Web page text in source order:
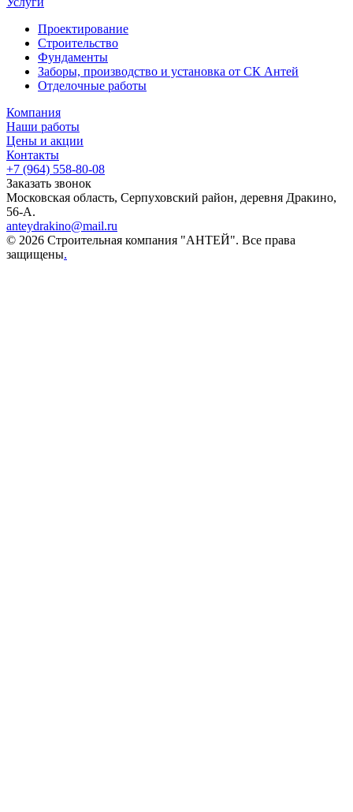
Проектирование
Строительство
Фундаменты
Заборы, производство и установка от СК Антей
Отделочные работы
Компания
Наши работы
Цены и акции
Контакты
+7 (964) 558-80-08
Заказать звонок
Московская область, Серпуховский район, деревня Дракино,
56-А.
anteydrakino@mail.ru
© 2026 Строительная компания "АНТЕЙ". Все права
защищены.